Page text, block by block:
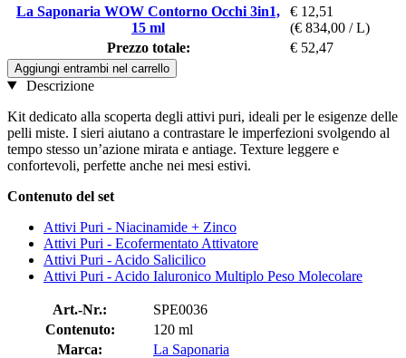
La Saponaria WOW Contorno Occhi 3in1,
15 ml
€ 12,51
(€ 834,00 / L)
Prezzo totale:
€ 52,47
Aggiungi entrambi nel carrello
Descrizione
Kit dedicato alla scoperta degli attivi puri, ideali per le esigenze delle
pelli miste. I sieri aiutano a contrastare le imperfezioni svolgendo al
tempo stesso un’azione mirata e antiage. Texture leggere e
confortevoli, perfette anche nei mesi estivi.
Contenuto del set
Attivi Puri - Niacinamide + Zinco
Attivi Puri - Ecofermentato Attivatore
Attivi Puri - Acido Salicilico
Attivi Puri - Acido Ialuronico Multiplo Peso Molecolare
Art.-Nr.:
SPE0036
Contenuto:
120 ml
Marca:
La Saponaria